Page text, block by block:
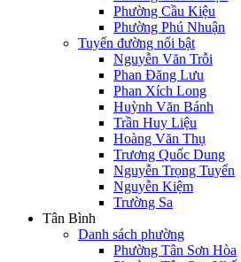
Phường Cầu Kiệu
Phường Phú Nhuận
Tuyến đường nổi bật
Nguyễn Văn Trỗi
Phan Đăng Lưu
Phan Xích Long
Huỳnh Văn Bánh
Trần Huy Liệu
Hoàng Văn Thụ
Trương Quốc Dung
Nguyễn Trọng Tuyển
Nguyễn Kiệm
Trường Sa
Tân Bình
Danh sách phường
Phường Tân Sơn Hòa